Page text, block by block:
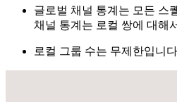
글로벌 채널 통계는 모든 스
채널 통계는 로컬 쌍에 대해
로컬 그룹 수는 무제한입니